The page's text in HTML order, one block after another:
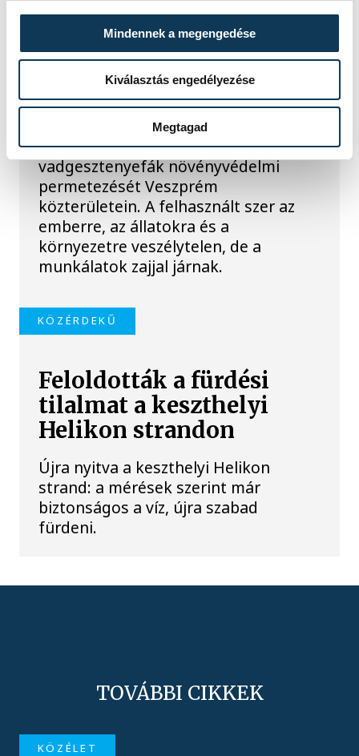
Mindennek a megengedése
Kiválasztás engedélyezése
Megtagad
Ismét permetezik a
vadgesztenyefákat
Veszprémben
A VKSZ Zrt. tájékoztatása szerint
augusztus 7. és 17. között
éjszakánként végzik a
vadgesztenyefák növényvédelmi
permetezését Veszprém
közterületein. A felhasznált szer az
emberre, az állatokra és a
környezetre veszélytelen, de a
munkálatok zajjal járnak.
KÖZÉRDEKŰ
Feloldották a fürdési
tilalmat a keszthelyi
Helikon strandon
Újra nyitva a keszthelyi Helikon
strand: a mérések szerint már
biztonságos a víz, újra szabad
fürdeni.
TOVÁBBI CIKKEK
KÖZÉLET